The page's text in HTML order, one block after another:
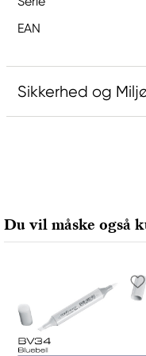
EAN
Sikkerhed og
65205 Wiesbaden,
export@holtz-
Producent
Copic
Too Marker Products
Du vil måske også